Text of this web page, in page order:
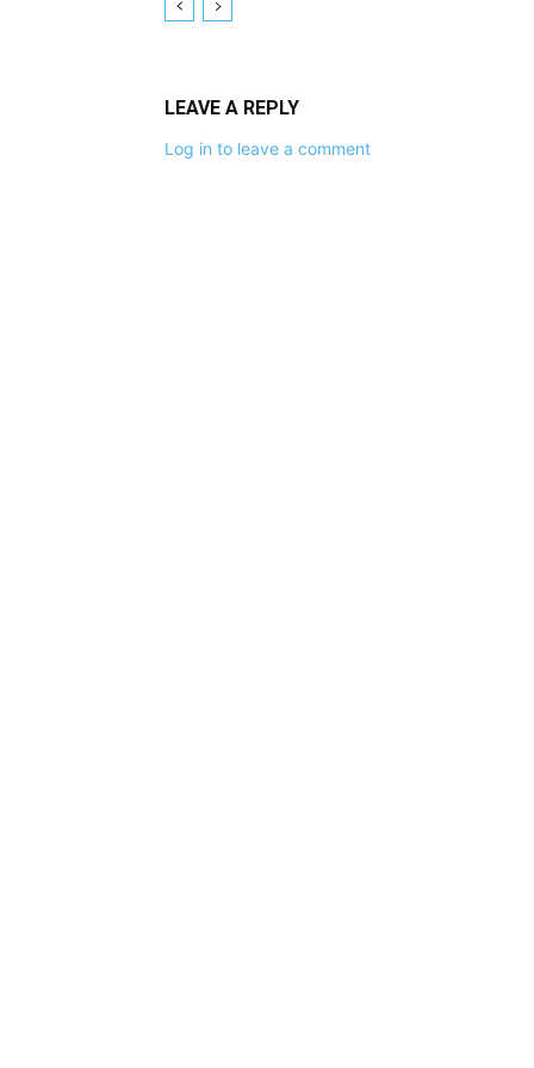
LEAVE A REPLY
Log in to leave a comment